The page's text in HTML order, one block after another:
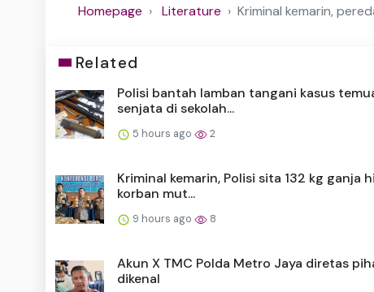
Homepage Literature Kriminal kemarin,
Related
Polisi bantah lamban tangani kasus
senjata di sekolah...
5 hours ago 2
Kriminal kemarin, Polisi sita 132 kg ganja
korban mut...
9 hours ago 8
Akun X TMC Polda Metro Jaya diretas
dikenal